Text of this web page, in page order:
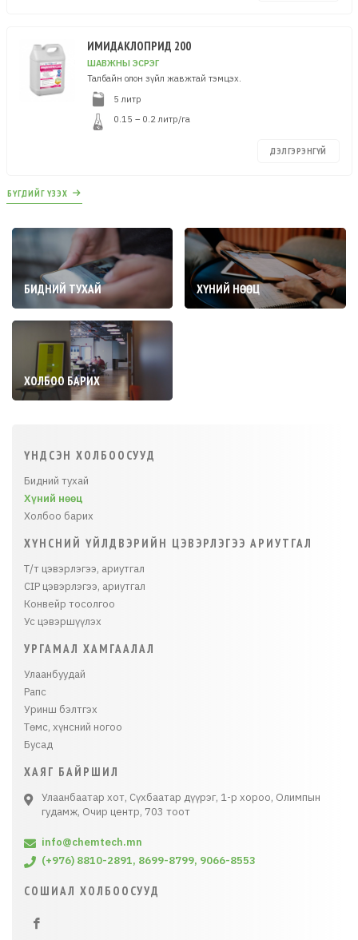
ИМИДАКЛОПРИД 200
ШАВЖНЫ ЭСРЭГ
Талбайн олон зүйл жавжтай тэмцэх.
5 литр
0.15 – 0.2 литр/га
ДЭЛГЭРЭНГҮЙ
БҮГДИЙГ ҮЗЭХ
БИДНИЙ ТУХАЙ ХҮНИЙ НӨӨЦ
ХОЛБОО БАРИХ
ҮНДСЭН ХОЛБООСУУД
Бидний тухай
Хүний нөөц
Холбоо барих
ХҮНСНИЙ ҮЙЛДВЭРИЙН ЦЭВЭРЛЭГЭЭ АРИУТГАЛ
Т/т цэвэрлэгээ, ариутгал
CIP цэвэрлэгээ, ариутгал
Конвейр тосолгоо
Ус цэвэршүүлэх
УРГАМАЛ ХАМГААЛАЛ
Улаанбуудай
Рапс
Уринш бэлтгэх
Төмс, хүнсний ногоо
Бусад
ХАЯГ БАЙРШИЛ
Улаанбаатар хот, Сүхбаатар дүүрэг, 1-р хороо, Олимпын
гудамж, Очир центр, 703 тоот
info@chemtech.mn
(+976) 8810-2891, 8699-8799, 9066-8553
СОШИАЛ ХОЛБООСУУД